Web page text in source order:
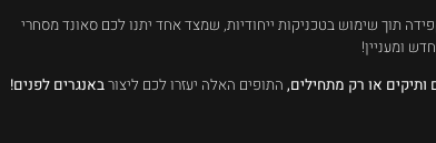
תוך שימוש בטכניקות ייחודיות, שמצד אחד יתנו לכם סאונד מסחרי
ומעניין!
או רק מתחילים, התופים האלה יעזרו לכם ליצורבאנגרים לפנים!